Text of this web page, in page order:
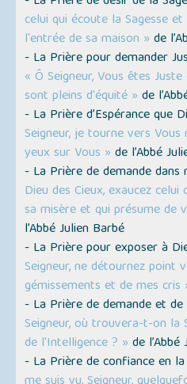
celui qui écoute la Sagesse
l'entrée de sa maison » de
- La Prière pour demander
« Ô Seigneur, Vous êtes
sont pleins d'équité » de
- La Prière d’Espérance que
Seigneur, je tourne vers
yeux sur Vous » de l’Abbé
- La Prière de demande dans
Dieu des Cieux, exaucez
sa misère et qui présume de
l’Abbé Julien Barbé
- La Prière pour exposer à
Seigneur, ne détournez point
gémissements et de mes cris
- La Prière de demande et
Seigneur, où trouvera-t-on la
de l'Intelligence ? » de
- La Prière de confiance en